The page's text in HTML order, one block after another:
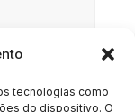
tecnologias como
do dispositivo. O